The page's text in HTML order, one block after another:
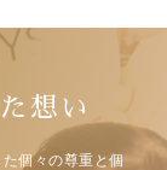
想い
個々の尊重と個